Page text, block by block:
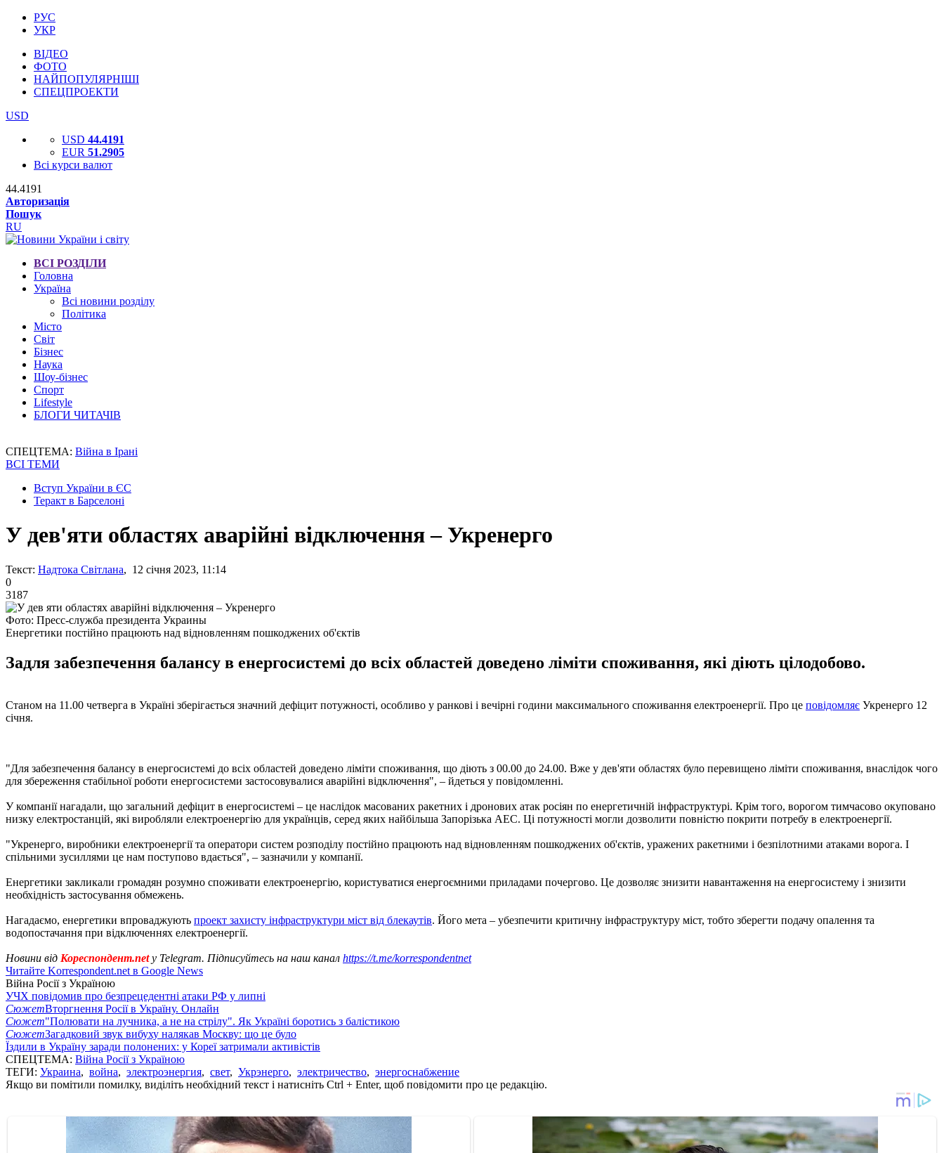
РУС
УКР
ВІДЕО
ФОТО
НАЙПОПУЛЯРНІШІ
СПЕЦПРОЕКТИ
USD
USD 44.4191
EUR 51.2905
Всі курси валют
44.4191
Авторизація
Пошук
RU
ВСІ РОЗДІЛИ
Головна
Україна
Всі новини розділу
Політика
Місто
Світ
Бізнес
Наука
Шоу-бізнес
Спорт
Lifestyle
БЛОГИ ЧИТАЧІВ
СПЕЦТЕМА: Війна в Ірані
ВСІ ТЕМИ
Вступ України в ЄС
Теракт в Барселоні
У дев'яти областях аварійні відключення – Укренерго
Текст: Надтока Світлана, 12 січня 2023, 11:14
0
3187
Фото: Пресс-служба президента Украины
Енергетики постійно працюють над відновленням пошкоджених об'єктів
Задля забезпечення балансу в енергосистемі до всіх областей доведено ліміти споживання, які діють цілодобово.
Станом на 11.00 четверга в Україні зберігається значний дефіцит потужності, особливо у ранкові і вечірні години максимального споживання електроенергії. Про це повідомляє Укренерго 12
січня.
"Для забезпечення балансу в енергосистемі до всіх областей доведено ліміти споживання, що діють з 00.00 до 24.00. Вже у дев'яти областях було перевищено ліміти споживання, внаслідок чого
для збереження стабільної роботи енергосистеми застосовувалися аварійні відключення", – йдеться у повідомленні.
У компанії нагадали, що загальний дефіцит в енергосистемі – це наслідок масованих ракетних і дронових атак росіян по енергетичній інфраструктурі. Крім того, ворогом тимчасово окуповано
низку електростанцій, які виробляли електроенергію для українців, серед яких найбільша Запорізька АЕС. Ці потужності могли дозволити повністю покрити потребу в електроенергії.
"Укренерго, виробники електроенергії та оператори систем розподілу постійно працюють над відновленням пошкоджених об'єктів, уражених ракетними і безпілотними атаками ворога. І
спільними зусиллями це нам поступово вдається", – зазначили у компанії.
Енергетики закликали громадян розумно споживати електроенергію, користуватися енергоємними приладами почергово. Це дозволяє знизити навантаження на енергосистему і знизити
необхідність застосування обмежень.
Нагадаємо, енергетики впроваджують проект захисту інфраструктури міст від блекаутів. Його мета – убезпечити критичну інфраструктуру міст, тобто зберегти подачу опалення та
водопостачання при відключеннях електроенергії.
Новини від Кореспондент.netу Telegram. Підписуйтесь на наш канал https://t.me/korrespondentnet
Читайте Korrespondent.net в Google News
Війна Росії з Україною
УЧХ повідомив про безпрецедентні атаки РФ у липні
СюжетВторгнення Росії в Україну. Онлайн
Сюжет"Полювати на лучника, а не на стрілу". Як Україні боротись з балістикою
СюжетЗагадковий звук вибуху налякав Москву: що це було
Їздили в Україну заради полонених: у Кореї затримали активістів
СПЕЦТЕМА: Війна Росії з Україною
ТЕГИ: Украина, война, электроэнергия, свет, Укрэнерго, электричество, энергоснабжение
Якщо ви помітили помилку, виділіть необхідний текст і натисніть Ctrl + Enter, щоб повідомити про це редакцію.